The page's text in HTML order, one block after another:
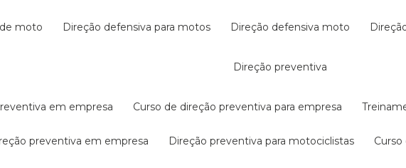
de moto direção defensiva para motos direção defensiva moto
direção preventiva
em empresa curso de direção preventiva para empresa
preventiva em empresa direção preventiva para motociclistas